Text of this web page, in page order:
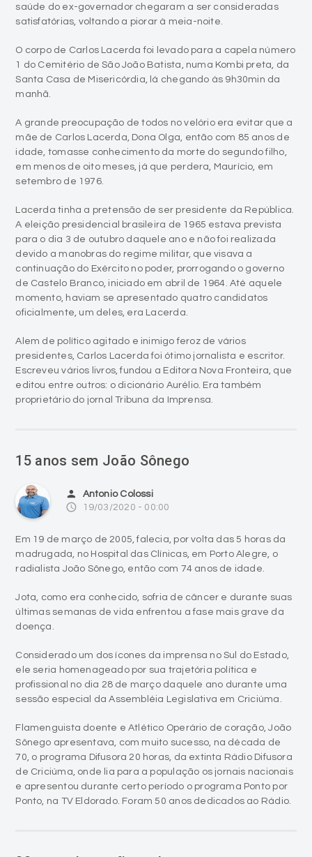
O corpo de Carlos Lacerda foi levado para a capela número
1 do Cemitério de São João Batista, numa Kombi preta, da
manhã.
A grande preocupação de todos no velório era evitar que a
mãe de Carlos Lacerda, Dona Olga, então com 85 anos de
em menos de oito meses, já que perdera, Maurício, em
setembro de 1976.
Lacerda tinha a pretensão de ser presidente da República.
A eleição presidencial brasileira de 1965 estava prevista
devido a manobras do regime militar, que visava a
continuação do Exército no poder, prorrogando o governo
de Castelo Branco, iniciado em abril de 1964. Até aquele
momento, haviam se apresentado quatro candidatos
oficialmente, um deles, era Lacerda.
Alem de político agitado e inimigo feroz de vários
presidentes, Carlos Lacerda foi ótimo jornalista e escritor.
editou entre outros: o dicionário Aurélio. Era também
proprietário do jornal Tribuna da Imprensa.
access_time 19/03/2020 - 00:00
Em 19 de março de 2005, falecia, por volta das 5 horas da
madrugada, no Hospital das Clínicas, em Porto Alegre, o
Jota, como era conhecido, sofria de câncer e durante suas
últimas semanas de vida enfrentou a fase mais grave da
Considerado um dos ícones da imprensa no Sul do Estado,
ele seria homenageado por sua trajetória política e
sessão especial da Assembléia Legislativa em Criciúma.
Flamenguista doente e Atlético Operário de coração, João
Sônego apresentava, com muito sucesso, na década de
de Criciúma, onde lia para a população os jornais nacionais
e apresentou durante certo período o programa Ponto por
Ponto, na TV Eldorado. Foram 50 anos dedicados ao Rádio.